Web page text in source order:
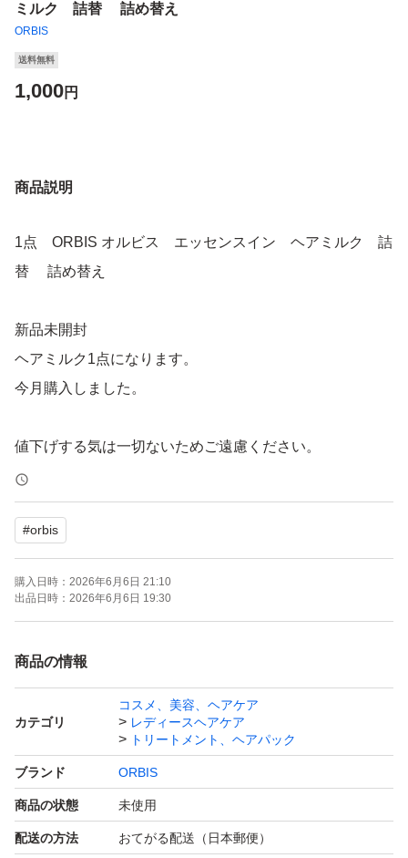
ミルク 詰替 詰め替え
ORBIS
送料無料
1,000円
商品説明
1点 ORBIS オルビス エッセンスイン ヘアミルク 詰
替 詰め替え
新品未開封
ヘアミルク1点になります。
今月購入しました。
値下げする気は一切ないためご遠慮ください。
3点セットが一番オトクに購入できます。
出品しておりますのでご検討ください
OPP等にはいれず、そのまま発送
開封後はメーカー元へ問い合わせはください。
購入後のメッセージは梱包時に行っております。
遅くなる場合もございますがご理解ください。
再出品、専用出品可→お気軽にご質問下さい。
#orbis
購入日時： 2026年6月6日 21:10
出品日時： 2026年6月6日 19:30
商品の情報
カテゴリ
コスメ、美容、ヘアケア
レディースヘアケア
トリートメント、ヘアパック
ブランド ORBIS
商品の状態 未使用
配送の方法 おてがる配送（日本郵便）